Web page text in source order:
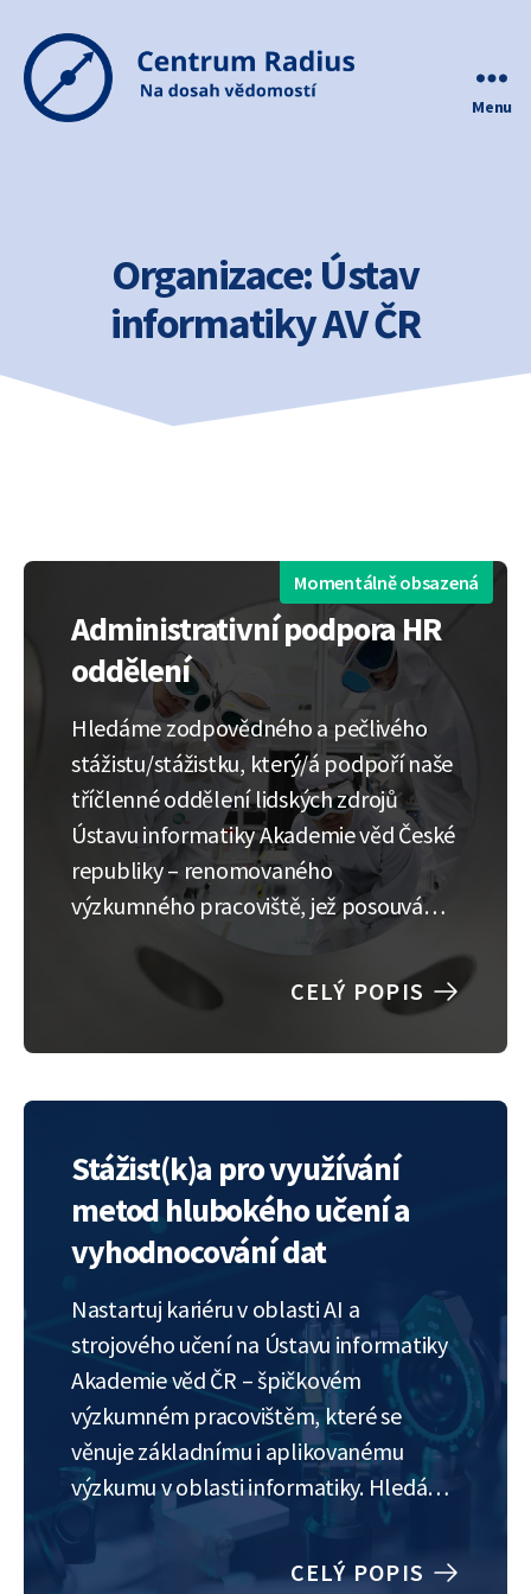
Menu
Organizace: Ústav
informatiky AV ČR
Momentálně obsazená
Administrativní podpora HR
oddělení
Hledáme zodpovědného a pečlivého
stážistu/stážistku, který/á podpoří naše
tříčlenné oddělení lidských zdrojů
Ústavu informatiky Akademie věd České
republiky – renomovaného
výzkumného pracoviště, jež posouvá
hranice inovací v oblasti informačních
technologií. Stážista/ka bude úzce
spolupracovat s HR generalistkami a
mzdovou účetní, přičemž náplní
zaměstnanců a administrativní
podpora. Na oplátku…
CELÝ POPIS
Stážist(k)a pro využívání
metod hlubokého učení a
vyhodnocování dat
Nastartuj kariéru v oblasti AI a
strojového učení na Ústavu informatiky
Akademie věd ČR – špičkovém
výzkumném pracovištěm, které se
věnuje základnímu i aplikovanému
výzkumu v oblasti informatiky. Hledáme
motivovaného/ motivovanou
stážistu/ku se zájmem o umělou
CELÝ POPIS